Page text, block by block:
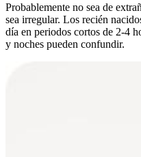
Probablemente no sea de
sea irregular. Los recién
día en periodos cortos de 2-4
y noches pueden confundir.